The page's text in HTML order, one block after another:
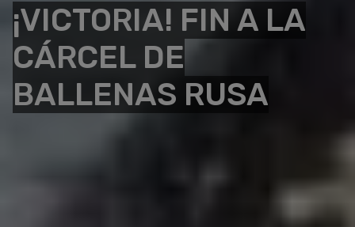
¡VICTORIA! FIN A LA
CÁRCEL DE
BALLENAS RUSA